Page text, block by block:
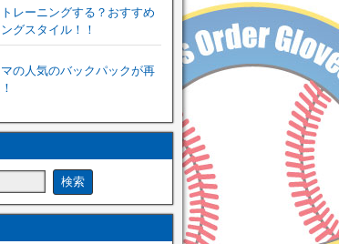
レーニングする？おすすめ
グスタイル！！
の人気のバックパックが再